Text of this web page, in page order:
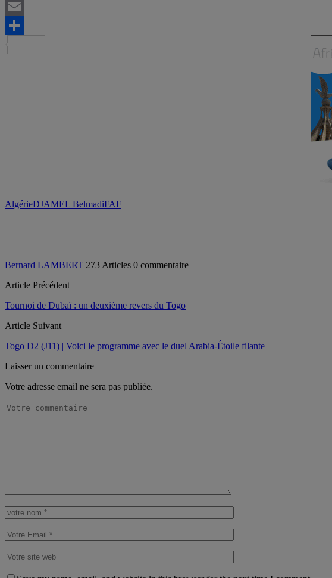
X
Email
AlgérieDJAMEL BelmadiFAF
Bernard LAMBERT 273 Articles 0 commentaire
Article Précédent
Tournoi de Dubaï : un deuxième revers du Togo
Article Suivant
Togo D2 (J11) | Voici le programme avec le duel Arabia-Étoile filante
Laisser un commentaire
Votre adresse email ne sera pas publiée.